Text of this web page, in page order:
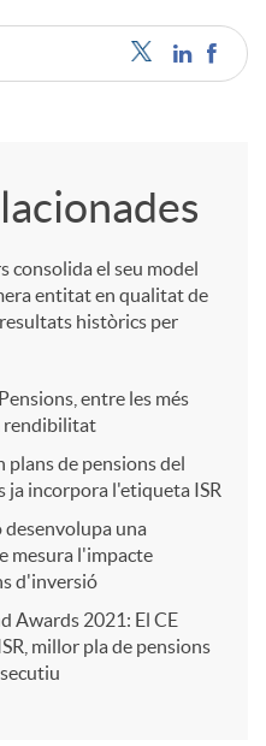
consolida el seu model
entitat en qualitat de
històrics per
entre les més
rendibilitat
plans de pensions del
ja incorpora l'etiqueta ISR
desenvolupa una
mesura l'impacte
d'inversió
Awards 2021: El CE
millor pla de pensions